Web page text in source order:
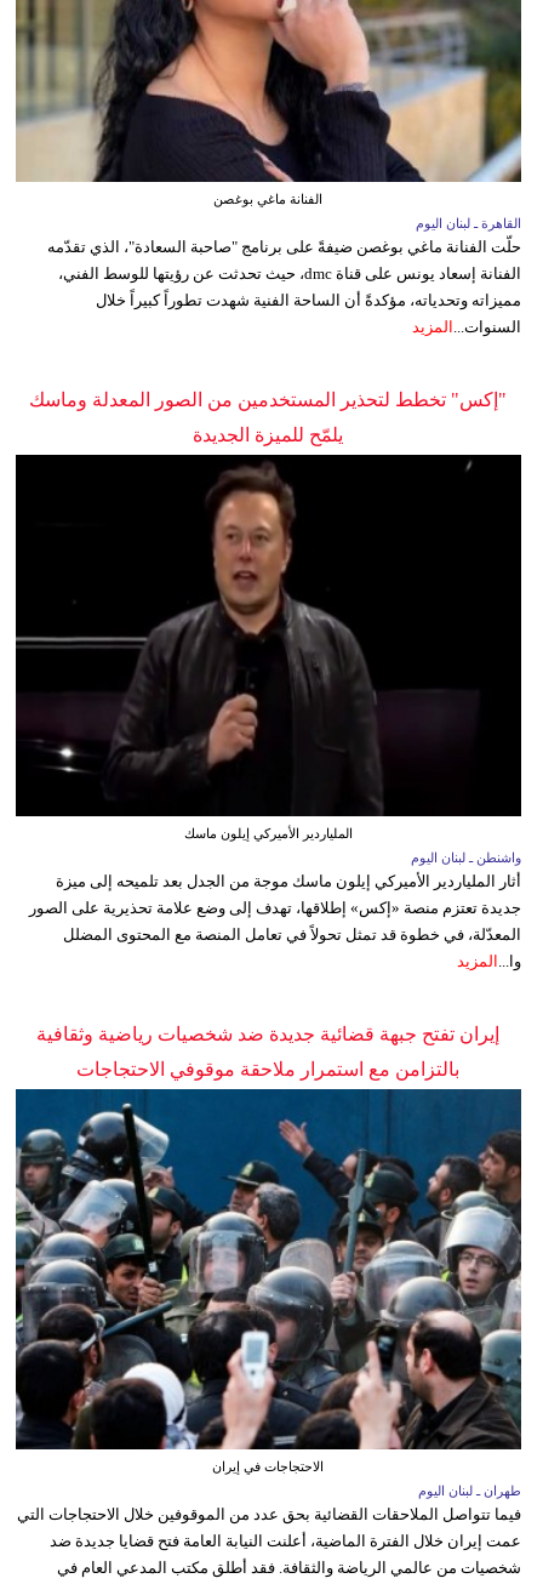
الفنانة ماغي بوغصن
القاهرة ـ لبنان اليوم
حلّت الفنانة ماغي بوغصن ضيفةً على برنامج "صاحبة السعادة"، الذي تقدّمه
الفنانة إسعاد يونس على قناة dmc، حيث تحدثت عن رؤيتها للوسط الفني،
مميزاته وتحدياته، مؤكدةً أن الساحة الفنية شهدت تطوراً كبيراً خلال
السنوات...
المزيد
"إكس" تخطط لتحذير المستخدمين من الصور المعدلة وماسك
يلمّح للميزة الجديدة
الملياردير الأميركي إيلون ماسك
واشنطن ـ لبنان اليوم
أثار الملياردير الأميركي إيلون ماسك موجة من الجدل بعد تلميحه إلى ميزة
جديدة تعتزم منصة «إكس» إطلاقها، تهدف إلى وضع علامة تحذيرية على الصور
المعدّلة، في خطوة قد تمثل تحولاً في تعامل المنصة مع المحتوى المضلل
وا... المزيد
إيران تفتح جبهة قضائية جديدة ضد شخصيات رياضية وثقافية
بالتزامن مع استمرار ملاحقة موقوفي الاحتجاجات
الاحتجاجات في إيران
طهران ـ لبنان اليوم
فيما تتواصل الملاحقات القضائية بحق عدد من الموقوفين خلال الاحتجاجات التي
عمت إيران خلال الفترة الماضية، أعلنت النيابة العامة فتح قضايا جديدة ضد
شخصيات من عالمي الرياضة والثقافة. فقد أطلق مكتب المدعي العام في